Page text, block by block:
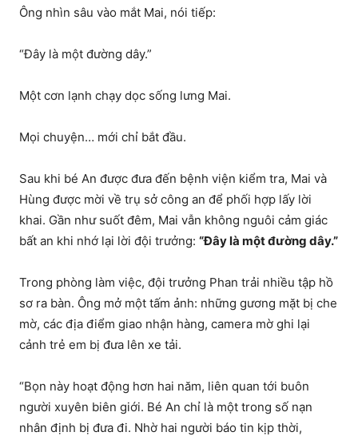
Ông nhìn sâu vào mắt Mai, nói tiếp:
“Đây là một đường dây.”
Một cơn lạnh chạy dọc sống lưng Mai.
Mọi chuyện… mới chỉ bắt đầu.
Sau khi bé An được đưa đến bệnh viện kiểm tra, Mai và
Hùng được mời về trụ sở công an để phối hợp lấy lời
khai. Gần như suốt đêm, Mai vẫn không nguôi cảm giác
bất an khi nhớ lại lời đội trưởng: “Đây là một đường dây.”
Trong phòng làm việc, đội trưởng Phan trải nhiều tập hồ
sơ ra bàn. Ông mở một tấm ảnh: những gương mặt bị che
mờ, các địa điểm giao nhận hàng, camera mờ ghi lại
cảnh trẻ em bị đưa lên xe tải.
“Bọn này hoạt động hơn hai năm, liên quan tới buôn
người xuyên biên giới. Bé An chỉ là một trong số nạn
nhân định bị đưa đi. Nhờ hai người báo tin kịp thời,